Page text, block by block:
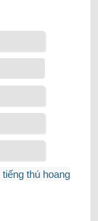
tiếng thú hoang